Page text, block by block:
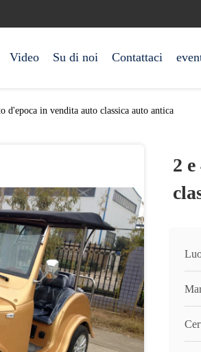
Video Su di noi Contattaci
d'epoca in vendita auto classica auto antica
2